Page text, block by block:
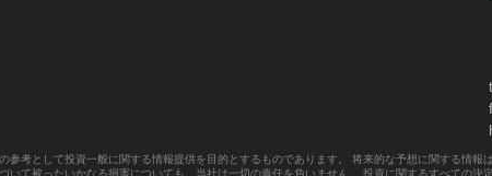
考として投資一般に関する情報提供を目的とするものであります。 将来的な予想に関する情報
いて被ったいかなる損害についても、当社は一切の責任を負いません。 投資に関するすべての決